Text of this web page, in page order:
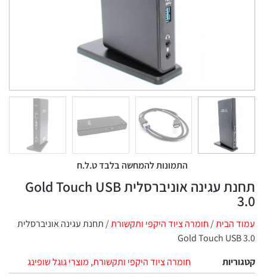
התמונות להמחשה בלבד ט.ל.ח
תחנת עגינה אוניברסלית Gold Touch USB
3.0
עמוד הבית/ חומרה ציוד היקפי ותקשורת/ תחנת עגינה אוניברסלית
Gold Touch USB 3.0
קטגוריות
חומרה ציוד היקפי ותקשורת, מוצרי גוגל שופינג